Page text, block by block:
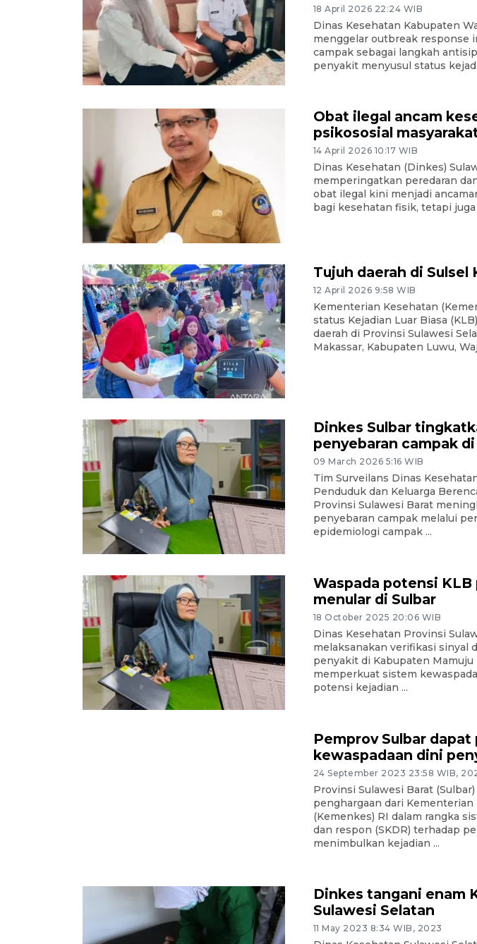
18 April 2026 22:24 WIB
Dinas Kesehatan Kabupaten
menggelar outbreak response
campak sebagai langkah
penyakit menyusul status
Obat ilegal ancam
psikososial
14 April 2026 10:17 WIB
Dinas Kesehatan (Dinkes)
memperingatkan peredaran
obat ilegal kini menjadi
bagi kesehatan fisik, tetapi juga
Tujuh daerah di Sulsel
12 April 2026 9:58 WIB
Kementerian Kesehatan
status Kejadian Luar Biasa
daerah di Provinsi Sulawesi
Makassar, Kabupaten Luwu,
Dinkes Sulbar
penyebaran campak
09 March 2026 5:16 WIB
Tim Surveilans Dinas
Penduduk dan Keluarga
Provinsi Sulawesi Barat
penyebaran campak melalui
epidemiologi campak ...
Waspada potensi
menular di Sulbar
18 October 2025 20:06 WIB
Dinas Kesehatan Provinsi
melaksanakan verifikasi sinyal
penyakit di Kabupaten Mamuju
memperkuat sistem
potensi kejadian ...
Pemprov Sulbar
kewaspadaan dini
24 September 2023 23:58 WIB,
Provinsi Sulawesi Barat
penghargaan dari Kementerian
(Kemenkes) RI dalam rangka
dan respon (SKDR) terhadap
menimbulkan kejadian ...
Dinkes tangani enam
Sulawesi Selatan
11 May 2023 8:34 WIB, 2023
FOTO -
HUT ke-80